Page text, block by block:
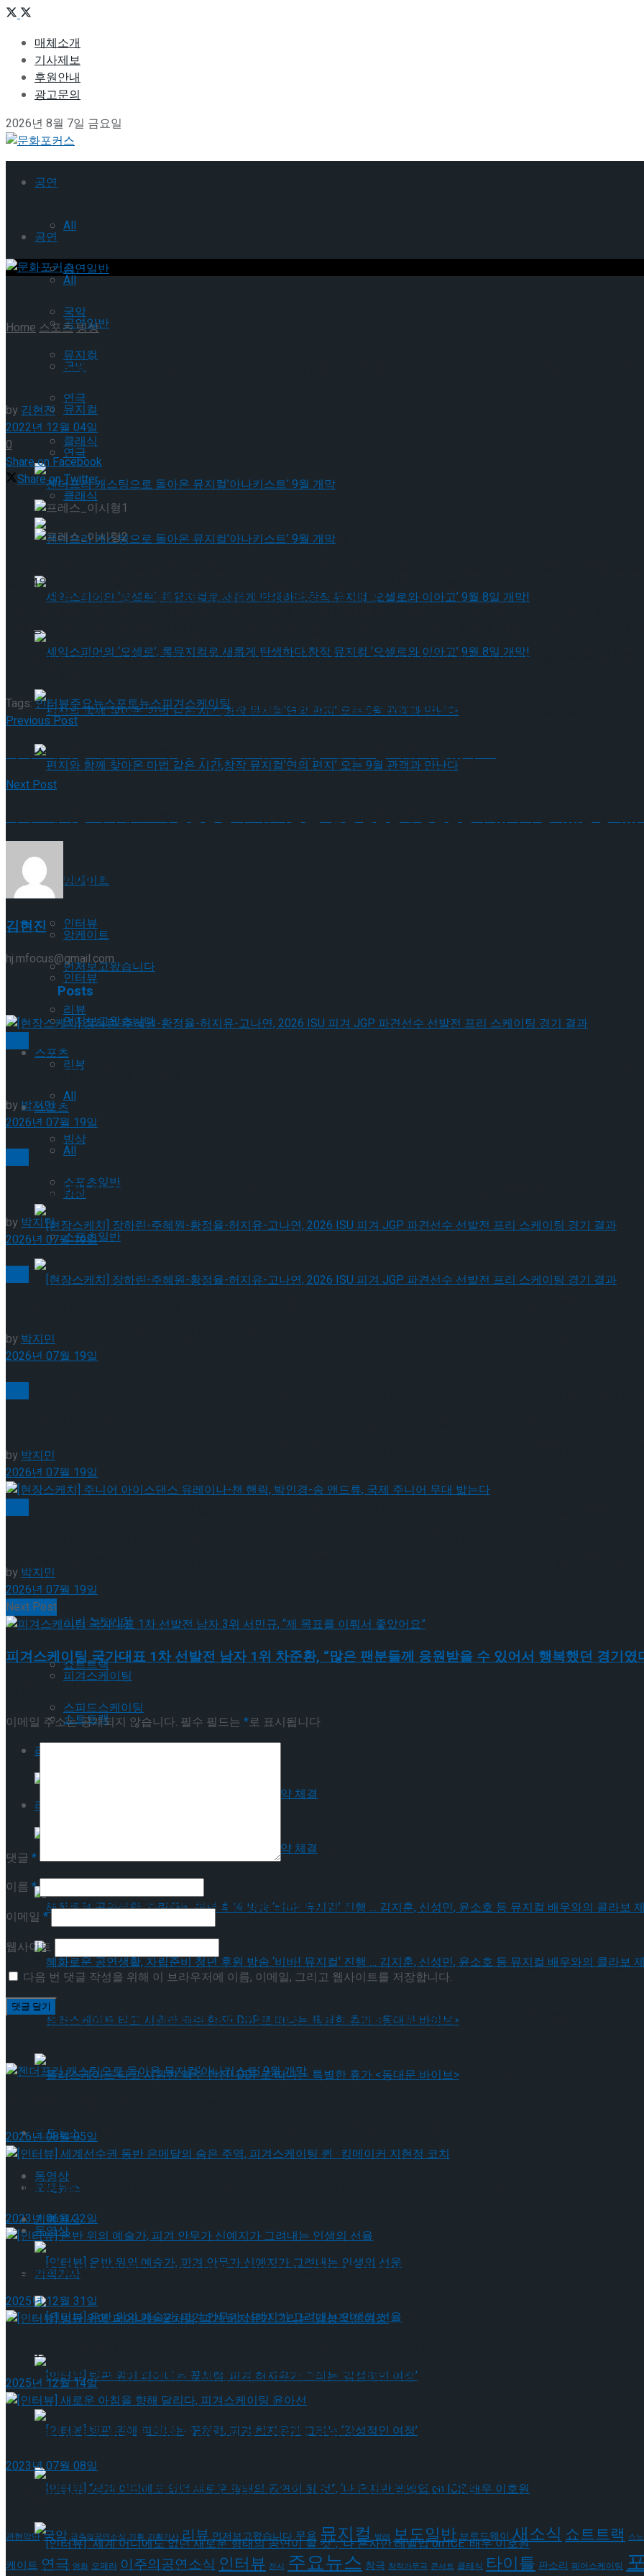
매체소개
기사제보
후원안내
광고문의
2026년 8월 7일 금요일
공연
All
공연일반
국악
뮤지컬
연극
클래식
젠더프리 캐스팅으로 돌아온 뮤지컬’아나키스트’ 9월 개막
셰익스피어의 ‘오셀로’, 록뮤지컬로 새롭게 탄생하다.창작 뮤지컬 ‘오셀로와 이아고’ 9월 8일 개막!
편지와 함께 찾아온 마법 같은 시간,창작 뮤지컬’연의 편지’ 오는 9월 관객과 만난다
Trending Tags
앙케이트
인터뷰
먼저보고왔습니다
리뷰
스포츠
All
빙상
스포츠일반
[현장스케치] 장하린-주혜원-황정율-허지유-고나연, 2026 ISU 피겨 JGP 파견선수 선발전 프리 스
Trending Tags
피겨스케이팅
쇼트트랙
스피드스케이팅
라이프스타일
국립극장 – 관광공사, 공연 관광 활성화 업무협약 체결
혜화로운 공연생활, 자립준비 청년 후원 방송 ‘비바! 뮤지컬’ 진행 … 김지훈, 신성민, 윤소호 등 뮤지컬
롤러스케이트 타고 시원한 맥주 한잔! DDP로 떠나는 특별한 휴가 <동대문 바이브>
포토뉴스
동영상
기획기사
[인터뷰] 은반 위의 예술가, 피겨 안무가 신예지가 그려내는 인생의 선율
[인터뷰] 빙판 위에 피어나는 꽃처럼, 피겨 허지유가 그리는 ‘감성적인 여정’
[인터뷰] “세계 어디에도 없던 새로운 형태의 공연이 될 것”, ‘나 혼자만 레벨업 on ICE’ 배우 이호원
공연
All
공연일반
국악
뮤지컬
연극
클래식
젠더프리 캐스팅으로 돌아온 뮤지컬’아나키스트’ 9월 개막
셰익스피어의 ‘오셀로’, 록뮤지컬로 새롭게 탄생하다.창작 뮤지컬 ‘오셀로와 이아고’ 9월 8일 개막!
편지와 함께 찾아온 마법 같은 시간,창작 뮤지컬’연의 편지’ 오는 9월 관객과 만난다
Trending Tags
앙케이트
인터뷰
먼저보고왔습니다
리뷰
스포츠
All
빙상
스포츠일반
[현장스케치] 장하린-주혜원-황정율-허지유-고나연, 2026 ISU 피겨 JGP 파견선수 선발전 프리 스케
[현장스케치] 이규리-전효은-김지유-박하영, 2026 ISU 피겨 JGP 파견선수 선발전 프리 스케이팅 경
[현장스케치] 김민송-문지원-정수빈-이효원-최진아, 2026 ISU 피겨 JGP 파견선수 선발전 프리 스
Trending Tags
피겨스케이팅
쇼트트랙
라이프스타일
국립극장 – 관광공사, 공연 관광 활성화 업무협약 체결
혜화로운 공연생활, 자립준비 청년 후원 방송 ‘비바! 뮤지컬’ 진행 … 김지훈, 신성민, 윤소호 등 뮤지컬
롤러스케이트 타고 시원한 맥주 한잔! DDP로 떠나는 특별한 휴가 <동대문 바이브>
포토뉴스
동영상
기획기사
[인터뷰] 은반 위의 예술가, 피겨 안무가 신예지가 그려내는 인생의 선율
[인터뷰] 빙판 위에 피어나는 꽃처럼, 피겨 허지유가 그리는 ‘감성적인 여정’
Home스포츠빙상
피겨스케이팅 국가대표 1차 선발전 남자 2위 이시형, “같이 성
by김현진
2022년 12월 04일
0
Share on Facebook
Share on Twitter
에서 4위라는 좋은 성적을 거둔 이시형은 오랜만에 관중이 찾아온 링크장에서 멋진 연기를 선보였다.
력을 향상했고, 저도 그걸 보고 좀 더 열심히 해야겠다고 생각을 했다”라며 “앞으로 더 같이 성장해 나갈 수 있도록 노력하겠다”
이후 대회에 대해서는 “다음 달 2차 선발전이 있는데 끝까지 열심히 해서 국가대표 선발이 되고, 그 이후에 있는 사대륙 선수
Tags: 인터뷰주요뉴스포토뉴스피겨스케이팅
Previous Post
피겨스케이팅 국가대표 1차 선발전 남자 3위 서민규, “제 목표를 이뤄서 좋았어요”
Next Post
피겨스케이팅 국가대표 1차 선발전 남자 1위 차준환, “많은 팬분들께 응원받을 수 있어서 행복했던 경기였
김현진
hj.mfocus@gmail.com
Posts
[현장스케치] 장하린-주혜원-황정율-허지유-고나연, 2026 ISU 피겨 JGP 파견선수 선발전 프리 스케이팅
by박지민
2026년 07월 19일
[현장스케치] 이규리-전효은-김지유-박하영, 2026 ISU 피겨 JGP 파견선수 선발전 프리 스케이팅 경기 결
by 박지민
2026년 07월 19일
by박지민
2026년 07월 19일
by박지민
2026년 07월 19일
by박지민
2026년 07월 19일
Next Post
피겨스케이팅 국가대표 1차 선발전 남자 1위 차준환, “많은 팬분들께 응원받을 수 있어서 행복했던 경기였
이메일 주소는 공개되지 않습니다. 필수 필드는 *로 표시됩니다
댓글 *
이름 *
이메일 *
웹사이트
다음 번 댓글 작성을 위해 이 브라우저에 이름, 이메일, 그리고 웹사이트를 저장합니다.
2026년 08월 05일
[인터뷰] 세계선수권 동반 은메달의 숨은 주역, 피겨스케이팅 퀸 · 킹메이커 지현정 코치
2023년 06월 22일
[인터뷰] 은반 위의 예술가, 피겨 안무가 신예지가 그려내는 인생의 선율
2025년 12월 31일
[인터뷰] 빙판 위에 피어나는 꽃처럼, 피겨 허지유가 그리는 ‘감성적인 여정’
2025년 12월 14일
[인터뷰] 새로운 아침을 향해 달리다, 피겨스케이팅 윤아선
2023년 07월 08일
태그로 보기
관현악단 국악 금주의공연소식 기획 기획기사 리뷰 먼저보고왔습니다 무용 뮤지컬 발레 보도일반브로드웨이 새소식쇼트트랙 스
케이트 연극 영화 오페라 이주의공연소식 인터뷰 전시 주요뉴스 창극 창작가무극 콘서트 클래식 타이틀 판소리 페어스케이팅